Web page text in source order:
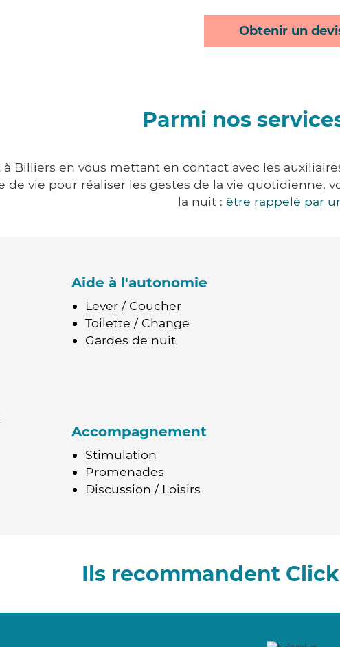
Obtenir un
Parmi nos
Billiers en vous mettant en contact avec les
de vie pour réaliser les gestes de la vie quotidienne,
la nuit : être rappelé par
Aide à l'autonomie
Lever / Coucher
Toilette / Change
Gardes de nuit
Accompagnement
Stimulation
Promenades
Discussion / Loisirs
Ils recommandent